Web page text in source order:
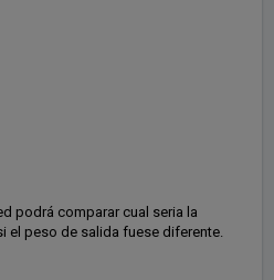
podrá comparar cual seria la
el peso de salida fuese diferente.